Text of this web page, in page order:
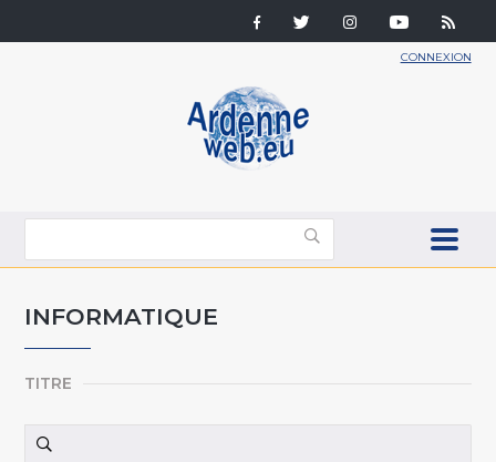
CONNEXION
INFORMATIQUE
TITRE